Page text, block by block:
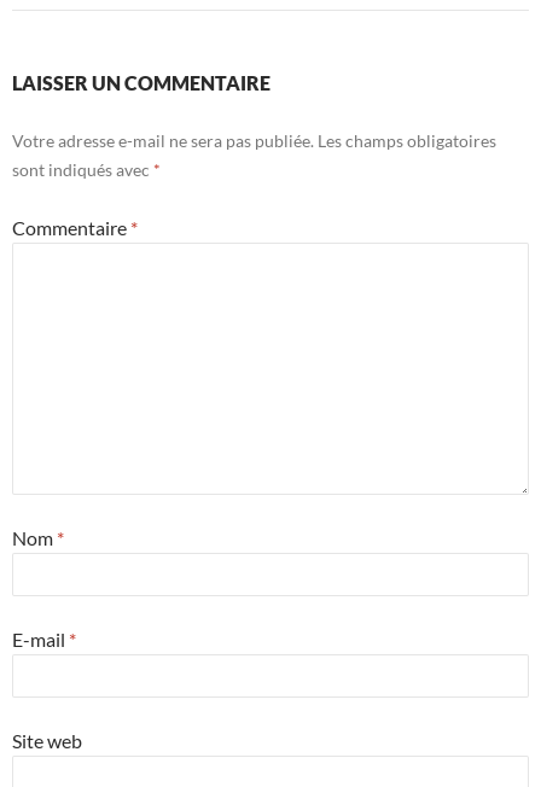
LAISSER UN COMMENTAIRE
Votre adresse e-mail ne sera pas publiée. Les champs obligatoires
sont indiqués avec *
Commentaire *
Nom *
E-mail *
Site web